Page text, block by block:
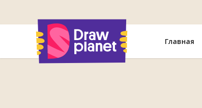
Главная